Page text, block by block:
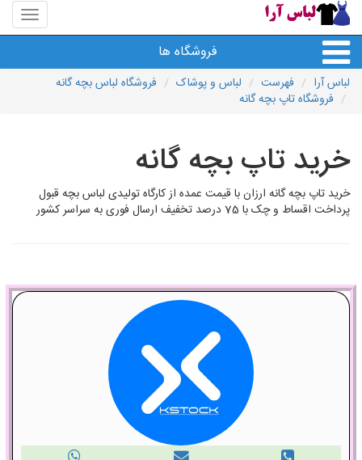
منوی
سایت
آرا
فروشگاه ها
لباس آرا فهرست لباس و پوشاک
فروشگاه لباس بچه گانه
فروشگاه تاپ بچه گانه
خرید تاپ بچه گانه
خرید تاپ بچه گانه ارزان با قیمت عمده از کارگاه تولیدی لباس بچه قبول
پرداخت اقساط و چک با 75 درصد تخفیف ارسال فوری به سراسر کشور